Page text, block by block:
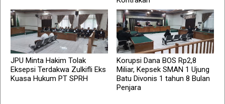
JPU Minta Hakim Tolak
Eksepsi Terdakwa Zulkifli Eks
Kuasa Hukum PT SPRH
Korupsi Dana BOS Rp2,8
Miliar, Kepsek SMAN 1 Ujung
Batu Divonis 1 tahun 8 Bulan
Penjara